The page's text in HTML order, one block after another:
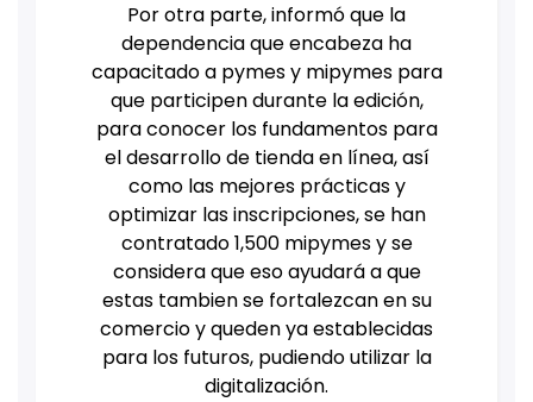
Por otra parte, informó que la
dependencia que encabeza ha
capacitado a pymes y mipymes para
que participen durante la edición,
para conocer los fundamentos para
el desarrollo de tienda en línea, así
como las mejores prácticas y
optimizar las inscripciones, se han
contratado 1,500 mipymes y se
considera que eso ayudará a que
estas tambien se fortalezcan en su
comercio y queden ya establecidas
para los futuros, pudiendo utilizar la
digitalización.